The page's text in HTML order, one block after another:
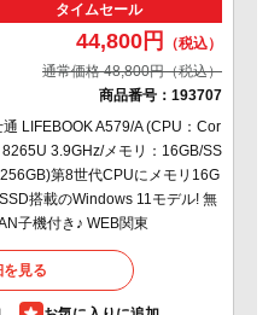
タイムセール
44,800円
通常価格 48,800円
商品番号： 193707
通 LIFEBOOK A579/A (CPU：Cor
3.9GHz/メモリ：16GB/SS
第8世代CPUにメモリ16G
搭載のWindows 11モデル! 無
子機付き♪ WEB関東
を見る